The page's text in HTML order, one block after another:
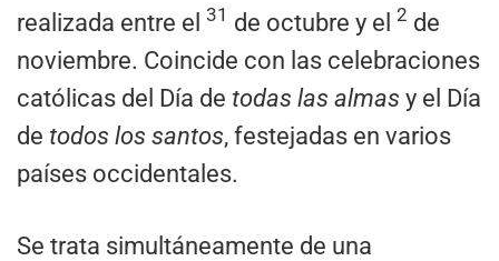
realizada entre el 31 de octubre y el 2 de
noviembre. Coincide con las celebraciones
católicas del Día de todas las almas y el Día
de todos los santos, festejadas en varios
países occidentales.
Se trata simultáneamente de una